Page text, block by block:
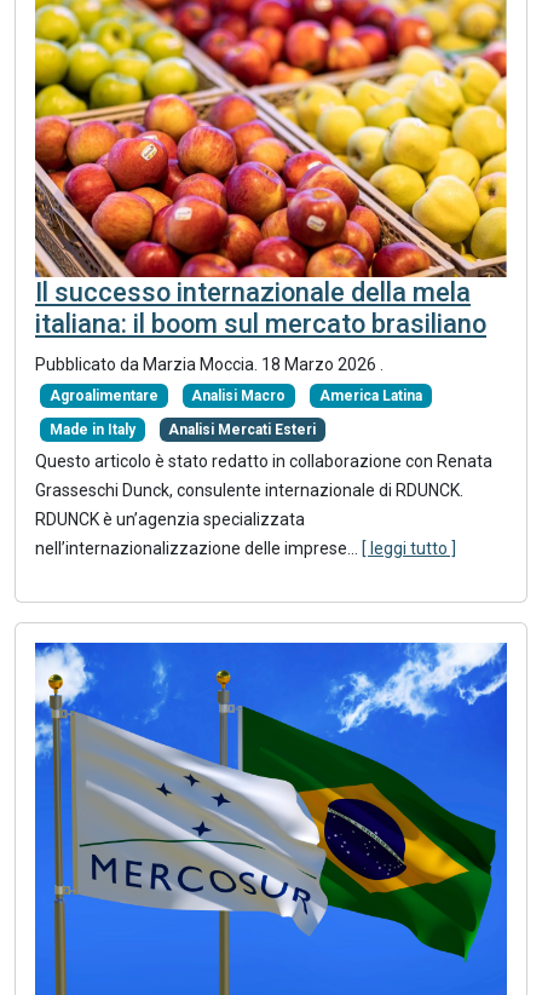
Il successo internazionale della mela
italiana: il boom sul mercato brasiliano
Pubblicato da Marzia Moccia. 18 Marzo 2026
Agroalimentare Analisi Macro America Latina
Made in Italy Analisi Mercati Esteri
Questo articolo è stato redatto in collaborazione con Renata
Grasseschi Dunck, consulente internazionale di RDUNCK.
RDUNCK è un’agenzia specializzata
nell’internazionalizzazione delle imprese... [ leggi tutto ]